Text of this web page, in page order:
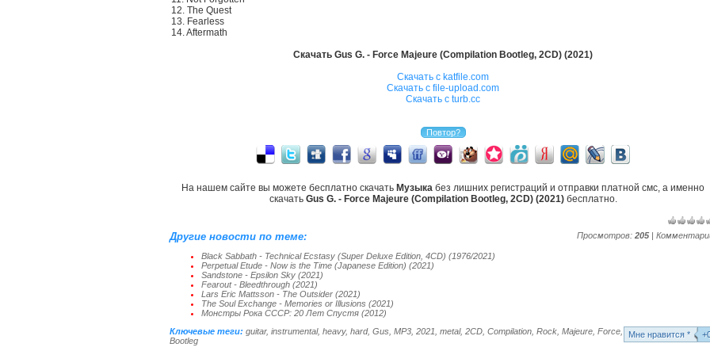
12. The Quest
13. Fearless
14. Aftermath
Скачать Gus G. - Force Majeure (Compilation Bootleg, 2CD) (2021)
Скачать с katfile.com
Скачать с file-upload.com
Скачать с turb.cc
На нашем сайте вы можете бесплатно скачать Музыка без лишних регистраций и отправки платной смс, а именно
скачать Gus G. - Force Majeure (Compilation Bootleg, 2CD) (2021)бесплатно.
Просмотров: 205|
Другие новости по теме:
Black Sabbath - Technical Ecstasy (Super Deluxe Edition, 4CD) (1976/2021)
Perpetual Etude - Now is the Time (Japanese Edition) (2021)
Sandstone - Epsilon Sky (2021)
Fearout - Bleedthrough (2021)
Lars Eric Mattsson - The Outsider (2021)
The Soul Exchange - Memories or Illusions (2021)
Монстры Рока СССР: 20 Лет Спустя (2012)
Mне нравится *
Ключевые теги: guitar, instrumental, heavy, hard, Gus MP3 2021 metal, 2CD Compilation Rock Majeure Force
Bootleg